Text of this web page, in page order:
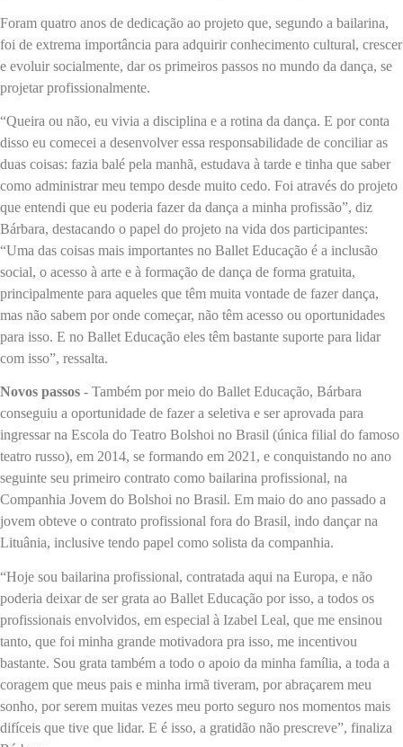
Foram quatro anos de dedicação ao projeto que, segundo a bailarina,
foi de extrema importância para adquirir conhecimento cultural, crescer
e evoluir socialmente, dar os primeiros passos no mundo da dança, se
projetar profissionalmente.
“Queira ou não, eu vivia a disciplina e a rotina da dança. E por conta
disso eu comecei a desenvolver essa responsabilidade de conciliar as
duas coisas: fazia balé pela manhã, estudava à tarde e tinha que saber
como administrar meu tempo desde muito cedo. Foi através do projeto
que entendi que eu poderia fazer da dança a minha profissão”, diz
Bárbara, destacando o papel do projeto na vida dos participantes:
“Uma das coisas mais importantes no Ballet Educação é a inclusão
social, o acesso à arte e à formação de dança de forma gratuita,
principalmente para aqueles que têm muita vontade de fazer dança,
mas não sabem por onde começar, não têm acesso ou oportunidades
para isso. E no Ballet Educação eles têm bastante suporte para lidar
com isso”, ressalta.
Novos passos - Também por meio do Ballet Educação, Bárbara
conseguiu a oportunidade de fazer a seletiva e ser aprovada para
ingressar na Escola do Teatro Bolshoi no Brasil (única filial do famoso
teatro russo), em 2014, se formando em 2021, e conquistando no ano
seguinte seu primeiro contrato como bailarina profissional, na
Companhia Jovem do Bolshoi no Brasil. Em maio do ano passado a
jovem obteve o contrato profissional fora do Brasil, indo dançar na
Lituânia, inclusive tendo papel como solista da companhia.
“Hoje sou bailarina profissional, contratada aqui na Europa, e não
poderia deixar de ser grata ao Ballet Educação por isso, a todos os
profissionais envolvidos, em especial à Izabel Leal, que me ensinou
tanto, que foi minha grande motivadora pra isso, me incentivou
bastante. Sou grata também a todo o apoio da minha família, a toda a
coragem que meus pais e minha irmã tiveram, por abraçarem meu
sonho, por serem muitas vezes meu porto seguro nos momentos mais
difíceis que tive que lidar. E é isso, a gratidão não prescreve”, finaliza